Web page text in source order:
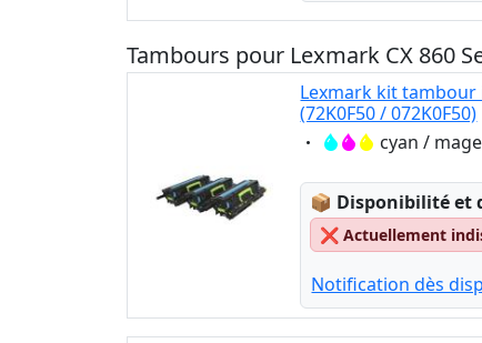
Tambours pour Lexmark CX 860
Lexmark kit
(72K0F50 / 072K0F50)
Eigenschaft:cyan /
📦 Lagerstatus:
Disponibilité et
❌ Actuellement
Notification dès